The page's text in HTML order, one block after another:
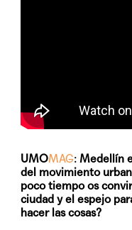
UMOMAG: Medellín
del movimiento
poco tiempo os
ciudad y el espejo
hacer las cosas?